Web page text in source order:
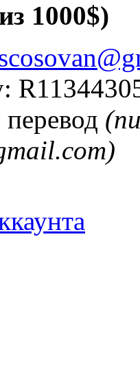
1000$)